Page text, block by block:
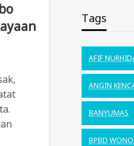
Tags
AFIF
ANGIN
BANYUMAS
BPBD